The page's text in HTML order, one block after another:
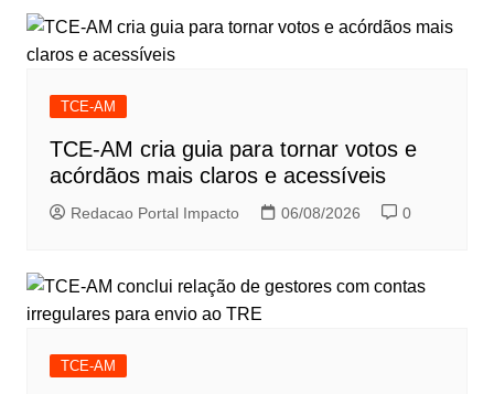
TCE-AM
TCE-AM cria guia para tornar votos e
acórdãos mais claros e acessíveis
Redacao Portal Impacto 06/08/2026 0
TCE-AM